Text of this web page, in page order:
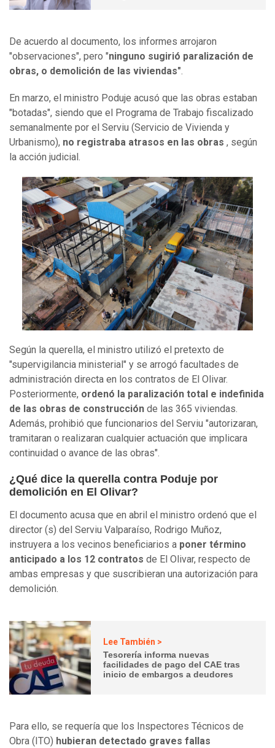
De acuerdo al documento, los informes arrojaron
"observaciones", pero "ninguno sugirió paralización de
obras, o demolición de las viviendas".
En marzo, el ministro Poduje acusó que las obras estaban
"botadas", siendo que el Programa de Trabajo fiscalizado
semanalmente por el Serviu (Servicio de Vivienda y
Urbanismo), no registraba atrasos en las obras , según
la acción judicial.
Según la querella, el ministro utilizó el pretexto de
"supervigilancia ministerial" y se arrogó facultades de
administración directa en los contratos de El Olivar.
Posteriormente, ordenó la paralización total e indefinida
de las obras de construcción de las 365 viviendas.
Además, prohibió que funcionarios del Serviu "autorizaran,
tramitaran o realizaran cualquier actuación que implicara
continuidad o avance de las obras".
¿Qué dice la querella contra Poduje por
demolición en El Olivar?
El documento acusa que en abril el ministro ordenó que el
director (s) del Serviu Valparaíso, Rodrigo Muñoz,
instruyera a los vecinos beneficiarios a poner término
anticipado a los 12 contratos de El Olivar, respecto de
ambas empresas y que suscribieran una autorización para
demolición.
Lee También >
Tesorería informa nuevas
facilidades de pago del CAE tras
inicio de embargos a deudores
Para ello, se requería que los Inspectores Técnicos de
Obra (ITO) hubieran detectado graves fallas